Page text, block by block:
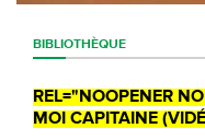
BIBLIOTHÈQUE
REL="NOOPENER
MOI CAPITAINE